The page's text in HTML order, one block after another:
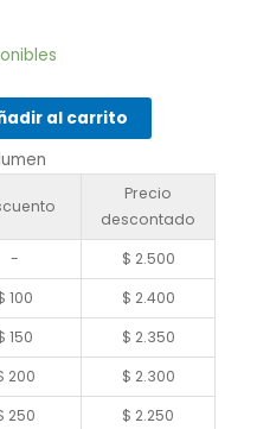
al carrito
Precio
descontado
- $ 2.500
100 $ 2.400
150 $ 2.350
200 $ 2.300
250 $ 2.250